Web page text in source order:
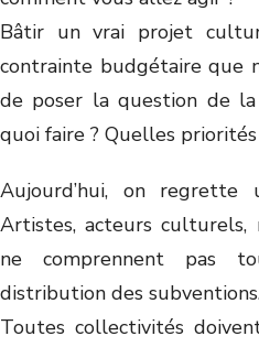
Bâtir un vrai projet
contrainte budgétaire que
de poser la question de
quoi faire ? Quelles priorités
Aujourd’hui, on
Artistes, acteurs culturels,
ne comprennent pas
distribution des
Toutes collectivités